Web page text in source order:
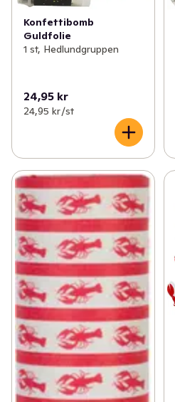
Konfettibomb
Guldfolie
1 st, Hedlundgruppen
24,95 kr
24,95 kr /st